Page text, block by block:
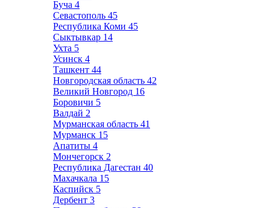
Буча 4
Севастополь 45
Республика Коми 45
Сыктывкар 14
Ухта 5
Усинск 4
Ташкент 44
Новгородская область 42
Великий Новгород 16
Боровичи 5
Валдай 2
Мурманская область 41
Мурманск 15
Апатиты 4
Мончегорск 2
Республика Дагестан 40
Махачкала 15
Каспийск 5
Дербент 3